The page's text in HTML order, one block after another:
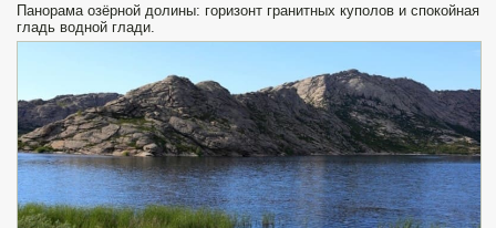
Панорама озёрной долины: горизонт гранитных куполов и спокойная
гладь водной глади.